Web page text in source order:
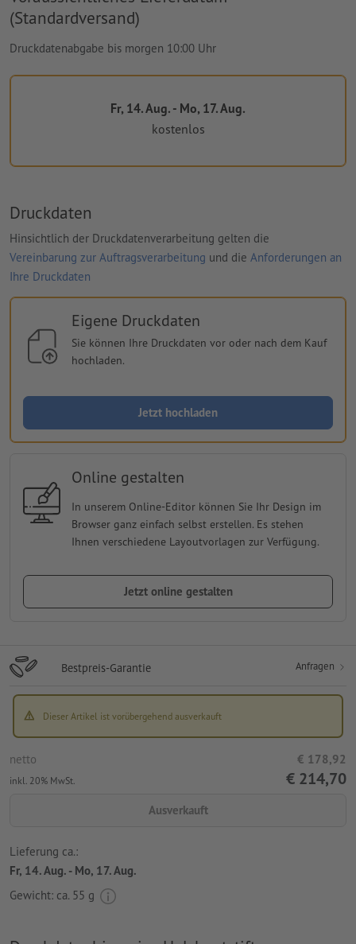
(Standardversand)
Druckdatenabgabe bis morgen 10:00 Uhr
Fr, 14. Aug. - Mo, 17. Aug.
kostenlos
Druckdaten
Hinsichtlich der Druckdatenverarbeitung gelten die
Vereinbarung zur Auftragsverarbeitung und die Anforderungen an
Ihre Druckdaten
Eigene Druckdaten
Sie können Ihre Druckdaten vor oder nach dem Kauf
hochladen.
Jetzt hochladen
Online gestalten
In unserem Online-Editor können Sie Ihr Design im
Browser ganz einfach selbst erstellen. Es stehen
Ihnen verschiedene Layoutvorlagen zur Verfügung.
Jetzt online gestalten
Bestpreis-Garantie Anfragen
Dieser Artikel ist vorübergehend ausverkauft
netto € 178,92
inkl. 20% MwSt. € 214,70
Ausverkauft
Lieferung ca.:
Fr, 14. Aug. - Mo, 17. Aug.
Gewicht: ca. 55 g